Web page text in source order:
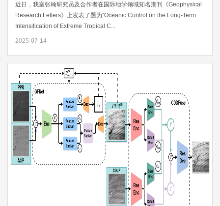
近日，我室张翰研究员及合作者在国际地学领域知名期刊《Geophysical
Research Letters》上发表了题为“Oceanic Control on the Long‐Term
Intensification of Extreme Tropical C...
2025-07-14